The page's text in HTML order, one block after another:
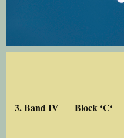
3. Band IV Block